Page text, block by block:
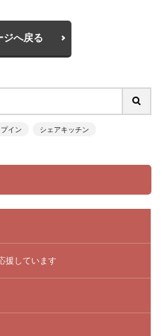
ジへ戻る
イン シェアキッチン
援しています